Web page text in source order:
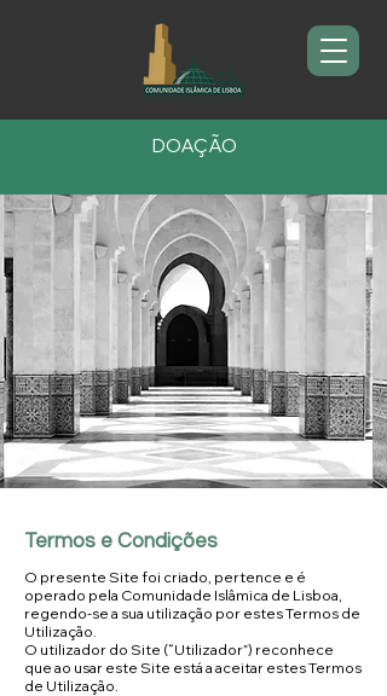
DOAÇÃO
Termos e Condições
O presente Site foi criado, pertence e é
operado pela Comunidade Islâmica de Lisboa,
regendo-se a sua utilização por estes Termos de
Utilização.
O utilizador do Site (“Utilizador”) reconhece
que ao usar este Site está a aceitar estes Termos
de Utilização.